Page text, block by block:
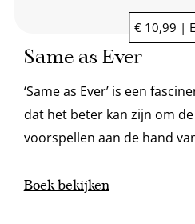
€ 10,99 |
Same as Ever
‘Same as Ever’ is een
dat het beter kan zijn om
voorspellen aan de hand
Boek bekijken